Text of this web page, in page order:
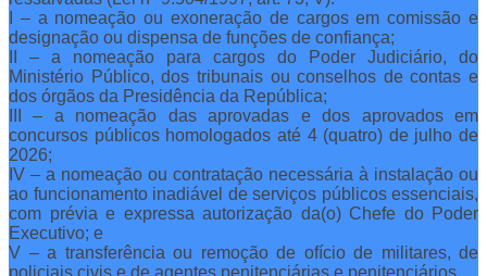
I – a nomeação ou exoneração de cargos em comissão e
designação ou dispensa de funções de confiança;
II – a nomeação para cargos do Poder Judiciário, do
Ministério Público, dos tribunais ou conselhos de contas e
dos órgãos da Presidência da República;
III – a nomeação das aprovadas e dos aprovados em
concursos públicos homologados até 4 (quatro) de julho de
2026;
IV – a nomeação ou contratação necessária à instalação ou
ao funcionamento inadiável de serviços públicos essenciais,
com prévia e expressa autorização da(o) Chefe do Poder
Executivo; e
V – a transferência ou remoção de ofício de militares, de
policiais civis e de agentes penitenciárias e penitenciários.